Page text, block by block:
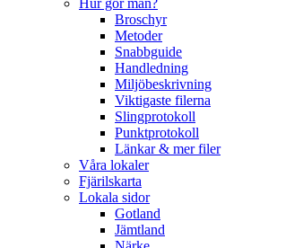
Broschyr
Metoder
Snabbguide
Handledning
Miljöbeskrivning
Viktigaste filerna
Slingprotokoll
Punktprotokoll
Länkar & mer filer
Våra lokaler
Fjärilskarta
Lokala sidor
Gotland
Jämtland